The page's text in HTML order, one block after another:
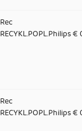
Rec
RECYKL.POPL.Philips €
Rec
RECYKL.POPL.Philips €